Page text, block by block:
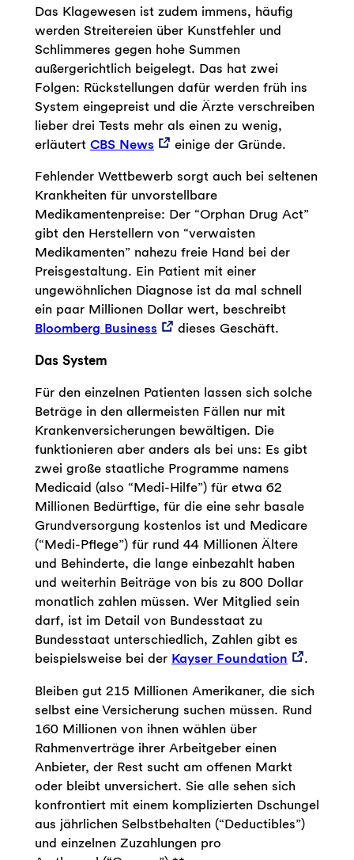
Das Klagewesen ist zudem immens, häufig
werden Streitereien über Kunstfehler und
Schlimmeres gegen hohe Summen
außergerichtlich beigelegt. Das hat zwei
Folgen: Rückstellungen dafür werden früh ins
System eingepreist und die Ärzte verschreiben
lieber drei Tests mehr als einen zu wenig,
erläutert CBS News einige der Gründe.
Fehlender Wettbewerb sorgt auch bei seltenen
Krankheiten für unvorstellbare
Medikamentenpreise: Der “Orphan Drug Act”
gibt den Herstellern von “verwaisten
Medikamenten” nahezu freie Hand bei der
Preisgestaltung. Ein Patient mit einer
ungewöhnlichen Diagnose ist da mal schnell
ein paar Millionen Dollar wert, beschreibt
Bloomberg Business
dieses Geschäft.
Das System
Für den einzelnen Patienten lassen sich solche
Beträge in den allermeisten Fällen nur mit
Krankenversicherungen bewältigen. Die
funktionieren aber anders als bei uns: Es gibt
zwei große staatliche Programme namens
Medicaid (also “Medi-Hilfe”) für etwa 62
Millionen Bedürftige, für die eine sehr basale
Grundversorgung kostenlos ist und Medicare
(“Medi-Pflege”) für rund 44 Millionen Ältere
und Behinderte, die lange einbezahlt haben
und weiterhin Beiträge von bis zu 800 Dollar
monatlich zahlen müssen. Wer Mitglied sein
darf, ist im Detail von Bundesstaat zu
Bundesstaat unterschiedlich, Zahlen gibt es
beispielsweise bei der Kayser Foundation .
Bleiben gut 215 Millionen Amerikaner, die sich
selbst eine Versicherung suchen müssen. Rund
160 Millionen von ihnen wählen über
Rahmenverträge ihrer Arbeitgeber einen
Anbieter, der Rest sucht am offenen Markt
oder bleibt unversichert. Sie alle sehen sich
konfrontiert mit einem komplizierten Dschungel
aus jährlichen Selbstbehalten (“Deductibles”)
und einzelnen Zuzahlungen pro